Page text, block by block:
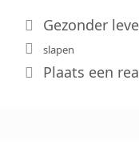
Categorieën
Gezonder
Tags
slapen
Plaats een